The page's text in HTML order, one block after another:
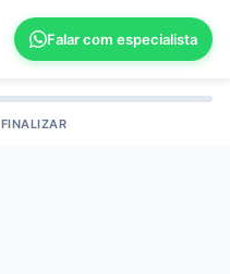
Falar com especialista
FINALIZAR